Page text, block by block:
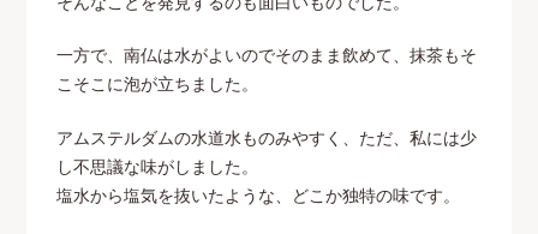
一方で、南仏は水がよいのでそのまま飲めて、抹茶もそ
こそこに泡が立ちました。
アムステルダムの水道水ものみやすく、ただ、私には少
し不思議な味がしました。
塩水から塩気を抜いたような、どこか独特の味です。